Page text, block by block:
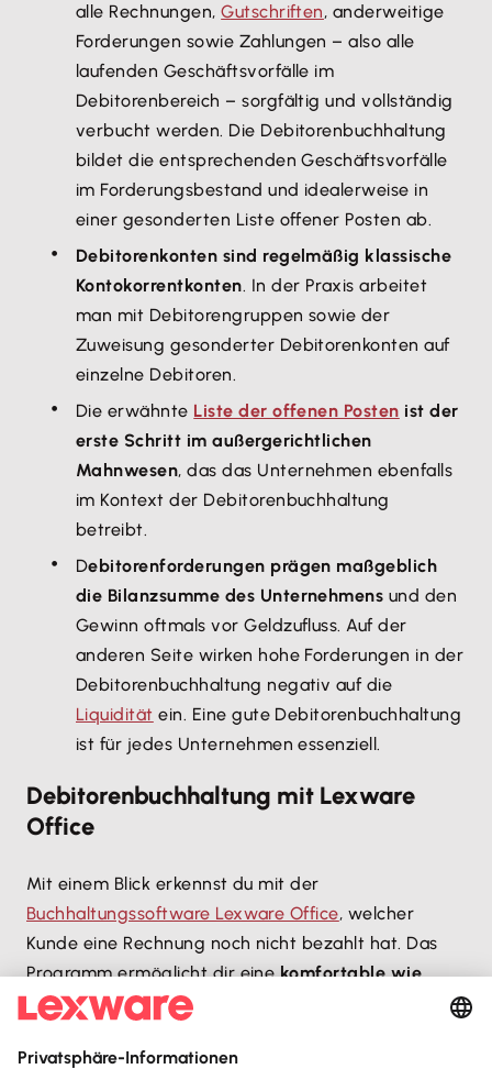
alle Rechnungen,Gutschriften, anderweitige
Forderungen sowie Zahlungen – also alle
laufenden Geschäftsvorfälle im
Debitorenbereich – sorgfältig und vollständig
verbucht werden. Die Debitorenbuchhaltung
bildet die entsprechenden Geschäftsvorfälle
im Forderungsbestand und idealerweise in
einer gesonderten Liste offener Posten ab.
Debitorenkonten sind regelmäßig klassische
Kontokorrentkonten. In der Praxis arbeitet
man mit Debitorengruppen sowie der
Zuweisung gesonderter Debitorenkonten auf
einzelne Debitoren.
Die erwähnte Liste der offenen Posten ist der
erste Schritt im außergerichtlichen
Mahnwesen, das das Unternehmen ebenfalls
im Kontext der Debitorenbuchhaltung
betreibt.
Debitorenforderungen prägen maßgeblich
die Bilanzsumme des Unternehmens und den
Gewinn oftmals vor Geldzufluss. Auf der
anderen Seite wirken hohe Forderungen in der
Debitorenbuchhaltung negativ auf die
Liquidität ein. Eine gute Debitorenbuchhaltung
ist für jedes Unternehmen essenziell.
Debitorenbuchhaltung mit Lexware
Office
Mit einem Blick erkennst du mit der
Buchhaltungssoftware Lexware Office, welcher
Kunde eine Rechnung noch nicht bezahlt hat. Das
Programm ermöglicht dir einekomfortable wie
auch effektive Verwaltung von offenen Posten
Es hilft dir dabei,deine Liquidität zu sichern